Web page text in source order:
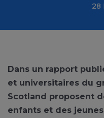
28
Dans un rapport
et universitaires du
Scotland proposent
enfants et des